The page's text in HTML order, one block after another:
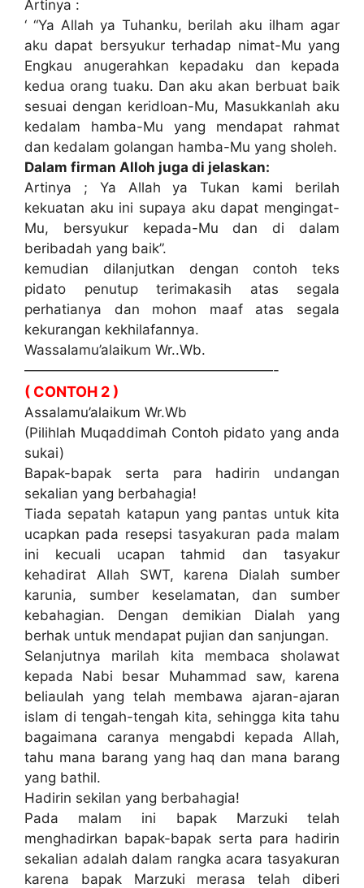
Artinya :
‘ “Ya Allah ya Tuhanku, berilah aku ilham agar
aku dapat bersyukur terhadap nimat-Mu yang
Engkau anugerahkan kepadaku dan kepada
kedua orang tuaku. Dan aku akan berbuat baik
sesuai dengan keridloan-Mu, Masukkanlah aku
kedalam hamba-Mu yang mendapat rahmat
dan kedalam golangan hamba-Mu yang sholeh.
Dalam firman Alloh juga di jelaskan:
Artinya ; Ya Allah ya Tukan kami berilah
kekuatan aku ini supaya aku dapat mengingat-
Mu, bersyukur kepada-Mu dan di dalam
beribadah yang baik”.
kemudian dilanjutkan dengan contoh teks
pidato penutup terimakasih atas segala
perhatianya dan mohon maaf atas segala
kekurangan kekhilafannya.
Wassalamu’alaikum Wr..Wb.
——————————————————-
( CONTOH 2 )
Assalamu’alaikum Wr.Wb
(Pilihlah Muqaddimah Contoh pidato yang anda
sukai)
Bapak-bapak serta para hadirin undangan
sekalian yang berbahagia!
Tiada sepatah katapun yang pantas untuk kita
ucapkan pada resepsi tasyakuran pada malam
ini kecuali ucapan tahmid dan tasyakur
kehadirat Allah SWT, karena Dialah sumber
karunia, sumber keselamatan, dan sumber
kebahagian. Dengan demikian Dialah yang
berhak untuk mendapat pujian dan sanjungan.
Selanjutnya marilah kita membaca sholawat
kepada Nabi besar Muhammad saw, karena
beliaulah yang telah membawa ajaran-ajaran
islam di tengah-tengah kita, sehingga kita tahu
bagaimana caranya mengabdi kepada Allah,
tahu mana barang yang haq dan mana barang
yang bathil.
Hadirin sekilan yang berbahagia!
Pada malam ini bapak Marzuki telah
menghadirkan bapak-bapak serta para hadirin
sekalian adalah dalam rangka acara tasyakuran
karena bapak Marzuki merasa telah diberi